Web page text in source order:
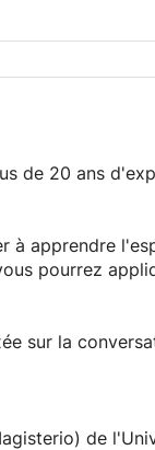
de 20 ans
apprendre
pourrez
sur la
lorsqu'on
avec des
d'embauche
de